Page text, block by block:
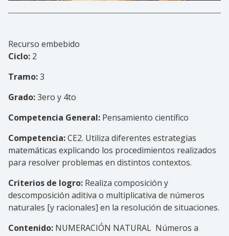
Recurso embebido
Ciclo: 2
Tramo:3
Grado:3ero y 4to
Competencia General: Pensamiento científico
Competencia:CE2. Utiliza diferentes estrategias
matemáticas explicando los procedimientos realizados
para resolver problemas en distintos contextos.
Criterios de logro: Realiza composición y
descomposición aditiva o multiplicativa de números
naturales [y racionales] en la resolución de situaciones.
Contenido: NUMERACIÓN NATURAL Números a